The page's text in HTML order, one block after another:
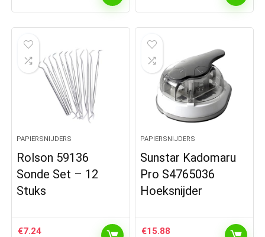
PAPIERSNIJDERS
Rolson 59136
Sonde Set – 12
Stuks
€7.24
PAPIERSNIJDERS
Sunstar Kadomaru
Pro S4765036
Hoeksnijder
€15.88